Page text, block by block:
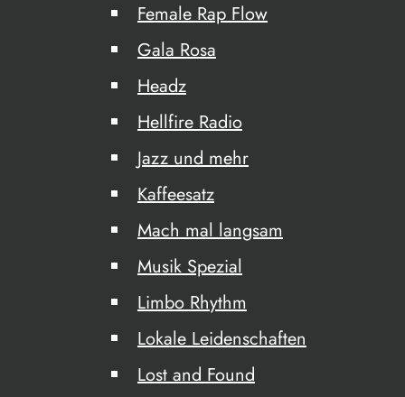
Female Rap Flow
Gala Rosa
Headz
Hellfire Radio
Jazz und mehr
Kaffeesatz
Mach mal langsam
Musik Spezial
Limbo Rhythm
Lokale Leidenschaften
Lost and Found